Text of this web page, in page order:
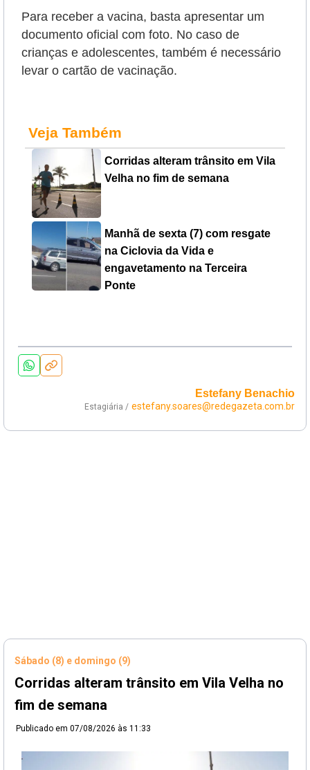
Para receber a vacina, basta apresentar um
documento oficial com foto. No caso de
crianças e adolescentes, também é necessário
levar o cartão de vacinação.
Veja Também
Corridas alteram trânsito em Vila
Velha no fim de semana
Manhã de sexta (7) com resgate
na Ciclovia da Vida e
engavetamento na Terceira
Ponte
Estefany Benachio
Estagiária / estefany.soares@redegazeta.com.br
Sábado (8) e domingo (9)
Corridas alteram trânsito em Vila Velha no
fim de semana
Publicado em 07/08/2026 às 11:33